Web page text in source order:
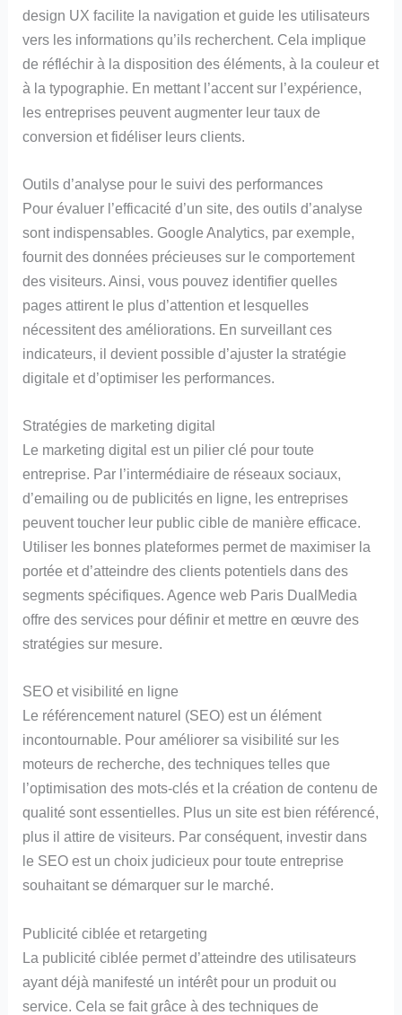
design UX facilite la navigation et guide les utilisateurs
vers les informations qu’ils recherchent. Cela implique
de réfléchir à la disposition des éléments, à la couleur et
à la typographie. En mettant l’accent sur l’expérience,
les entreprises peuvent augmenter leur taux de
conversion et fidéliser leurs clients.
Outils d’analyse pour le suivi des performances
Pour évaluer l’efficacité d’un site, des outils d’analyse
sont indispensables. Google Analytics, par exemple,
fournit des données précieuses sur le comportement
des visiteurs. Ainsi, vous pouvez identifier quelles
pages attirent le plus d’attention et lesquelles
nécessitent des améliorations. En surveillant ces
indicateurs, il devient possible d’ajuster la stratégie
digitale et d’optimiser les performances.
Stratégies de marketing digital
Le marketing digital est un pilier clé pour toute
entreprise. Par l’intermédiaire de réseaux sociaux,
d’emailing ou de publicités en ligne, les entreprises
peuvent toucher leur public cible de manière efficace.
Utiliser les bonnes plateformes permet de maximiser la
portée et d’atteindre des clients potentiels dans des
segments spécifiques. Agence web Paris DualMedia
offre des services pour définir et mettre en œuvre des
stratégies sur mesure.
SEO et visibilité en ligne
Le référencement naturel (SEO) est un élément
incontournable. Pour améliorer sa visibilité sur les
moteurs de recherche, des techniques telles que
l’optimisation des mots-clés et la création de contenu de
qualité sont essentielles. Plus un site est bien référencé,
plus il attire de visiteurs. Par conséquent, investir dans
le SEO est un choix judicieux pour toute entreprise
souhaitant se démarquer sur le marché.
Publicité ciblée et retargeting
La publicité ciblée permet d’atteindre des utilisateurs
ayant déjà manifesté un intérêt pour un produit ou
service. Cela se fait grâce à des techniques de